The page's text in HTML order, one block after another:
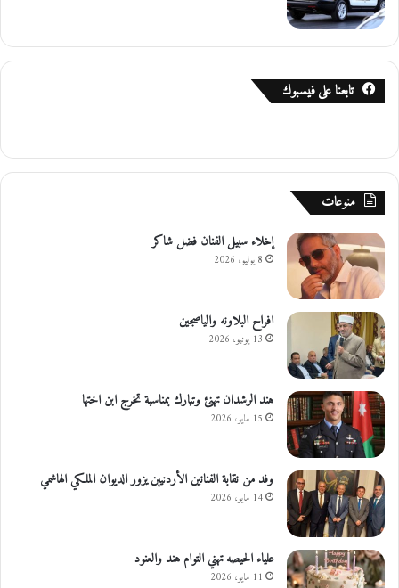
تابعنا على فيسبوك
منوعات
إخلاء سبيل الفنان فضل شاكر
8 يوليو، 2026
افراح البلاونه والياصجين
13 يونيو، 2026
هند الرشدان تهنئ وتبارك بمناسبة تخرج ابن اختها
15 مايو، 2026
وفد من نقابة الفنانين الأردنيين يزور الديوان الملكي الهاشمي
14 مايو، 2026
علياء الحيصه تهني التوام هند والعنود
11 مايو، 2026